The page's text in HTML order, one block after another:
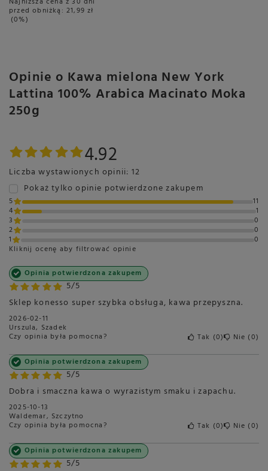
przed obniżką: 21,99 zł
0%
Opinie o Kawa mielona New York
Lattina 100% Arabica Macinato Moka
250g
4.92
Liczba wystawionych opinii: 12
Pokaż tylko opinie potwierdzone zakupem
5
11
4
1
3
0
2
0
1
0
Kliknij ocenę aby filtrować opinie
5/5
Opinia potwierdzona zakupem
Sklep konesso super szybka obsługa, kawa przepyszna.
2026-02-11
Urszula, Szadek
Czy opinia była pomocna? Tak 0 Nie 0
5/5
Opinia potwierdzona zakupem
Dobra i smaczna kawa o wyrazistym smaku i zapachu.
2025-10-13
Waldemar, Szczytno
Czy opinia była pomocna? Tak 0 Nie 0
5/5
Opinia potwierdzona zakupem